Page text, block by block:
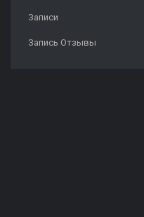
Записи
Запись Отзывы